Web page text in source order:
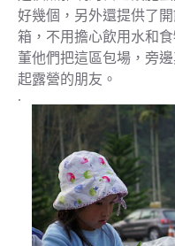
好幾個，另外還提供了
箱，不用擔心飲用水和
董他們把這區包場，旁
起露營的朋友。
.